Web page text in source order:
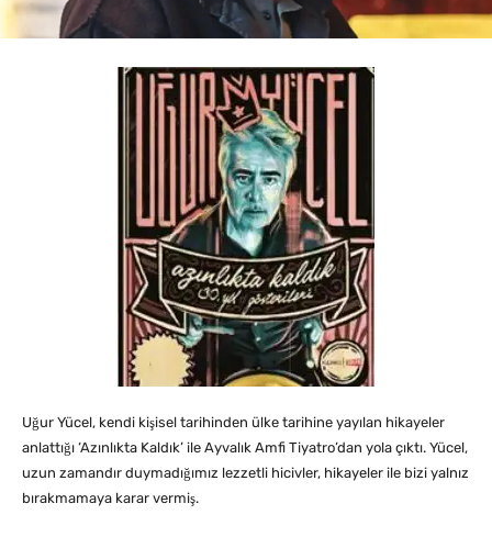
Uğur Yücel, kendi kişisel tarihinden ülke tarihine yayılan hikayeler
anlattığı ‘Azınlıkta Kaldık’ ile Ayvalık Amfi Tiyatro’dan yola çıktı. Yücel,
uzun zamandır duymadığımız lezzetli hicivler, hikayeler ile bizi yalnız
bırakmamaya karar vermiş.